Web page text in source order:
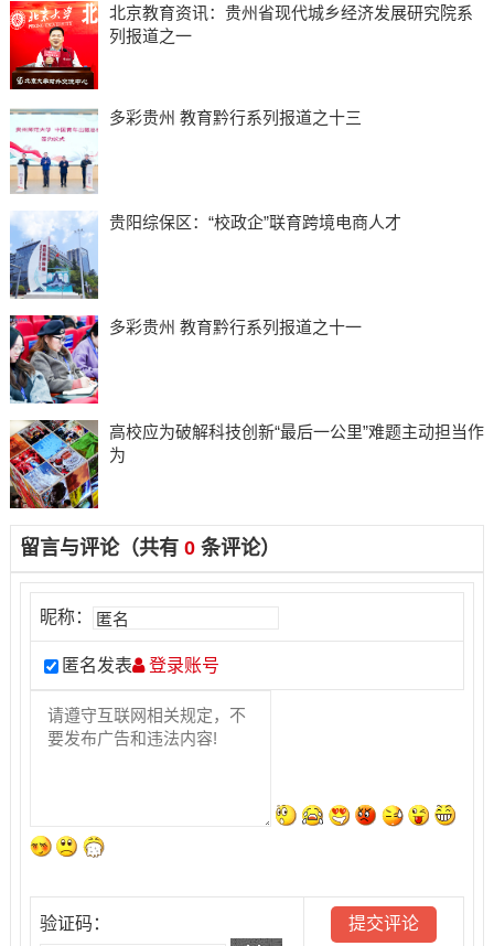
北京教育资讯：贵州省现代城乡经济发展研究院系
列报道之一
多彩贵州 教育黔行系列报道之十三
贵阳综保区：“校政企”联育跨境电商人才
多彩贵州 教育黔行系列报道之十一
高校应为破解科技创新“最后一公里”难题主动担当作
为
留言与评论（共有 0条评论）
昵称：
匿名发表 登录账号
验证码：